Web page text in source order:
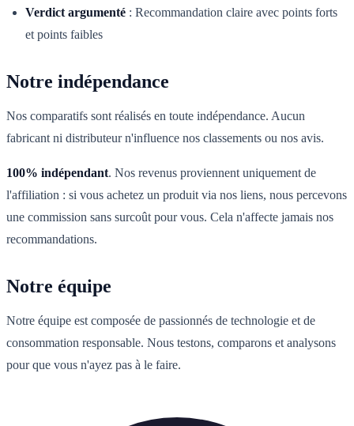
Verdict argumenté : Recommandation claire avec points forts
et points faibles
Notre indépendance
Nos comparatifs sont réalisés en toute indépendance. Aucun
fabricant ni distributeur n'influence nos classements ou nos avis.
100% indépendant. Nos revenus proviennent uniquement de
l'affiliation : si vous achetez un produit via nos liens, nous percevons
une commission sans surcoût pour vous. Cela n'affecte jamais nos
recommandations.
Notre équipe
Notre équipe est composée de passionnés de technologie et de
consommation responsable. Nous testons, comparons et analysons
pour que vous n'ayez pas à le faire.